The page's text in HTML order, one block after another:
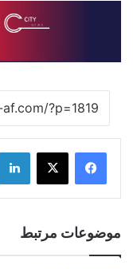
موضوعات مرتبط